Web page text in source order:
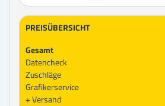
PREISÜBERSICHT
Gesamt
Datencheck
Zuschläge
Grafikerservice
Versand